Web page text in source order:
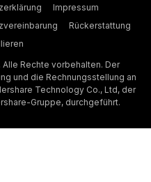
Impressum
Rückerstattung
Rechte vorbehalten. Der
und die Rechnungsstellung an
Technology Co., Ltd, der
Gruppe, durchgeführt.